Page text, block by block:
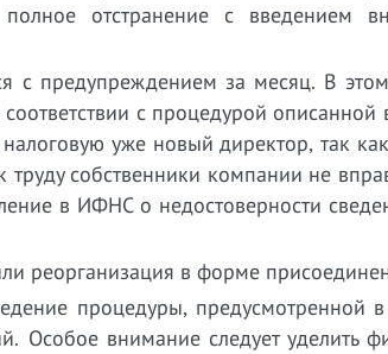
отстранение с введением
с предупреждением за месяц. В
с процедурой описанной
уже новый директор, так
собственники компании не
в ИФНС о недостоверности
реорганизация в форме
процедуры, предусмотренной
Особое внимание следует уделить